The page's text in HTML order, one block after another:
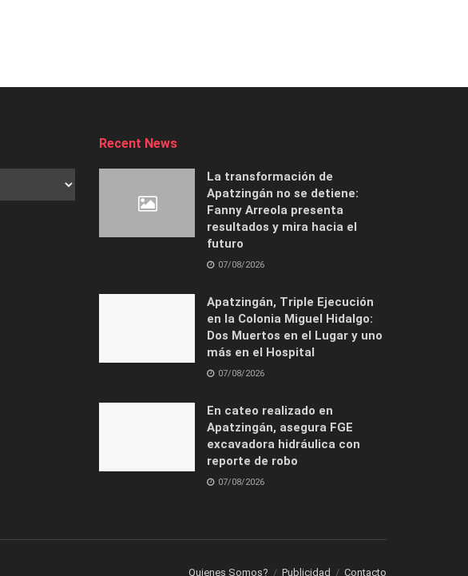
Recent News
La transformación de
Apatzingán no se detiene:
Fanny Arreola presenta
resultados y mira hacia el
futuro
07/08/2026
Apatzingán, Triple Ejecución
en la Colonia Miguel Hidalgo:
Dos Muertos en el Lugar y uno
más en el Hospital
07/08/2026
En cateo realizado en
Apatzingán, asegura FGE
excavadora hidráulica con
reporte de robo
07/08/2026
Quienes Somos? Publicidad Contacto